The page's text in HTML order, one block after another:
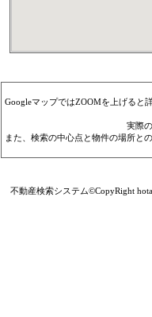
GoogleマップではZOOMを上げると
実際
また、検索の中心点と物件の場所と
不動産検索システム©CopyRight